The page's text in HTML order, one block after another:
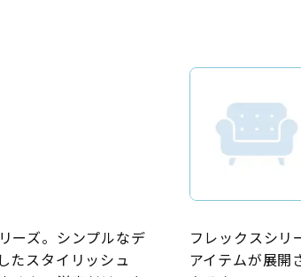
ーズ。シンプルなデ
たスタイリッシュ
フレックスシリ
アイテムが展開